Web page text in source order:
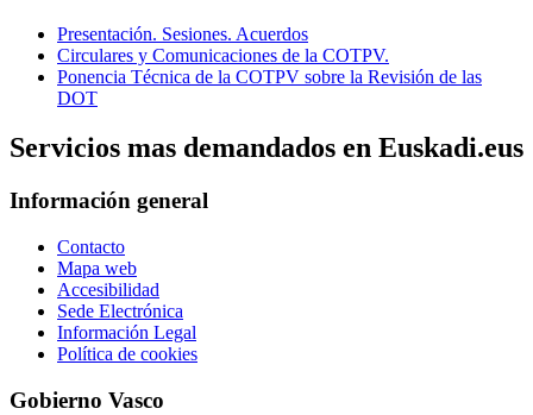
Presentación. Sesiones. Acuerdos
Circulares y Comunicaciones de la COTPV.
Ponencia Técnica de la COTPV sobre la Revisión de las
DOT
Servicios mas demandados en Euskadi.eus
Información general
Contacto
Mapa web
Accesibilidad
Sede Electrónica
Información Legal
Política de cookies
Gobierno Vasco